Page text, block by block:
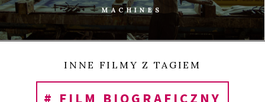
MACHINES
INNE FILMY Z TAGIEM
# FILM BIOGRAFICZNY